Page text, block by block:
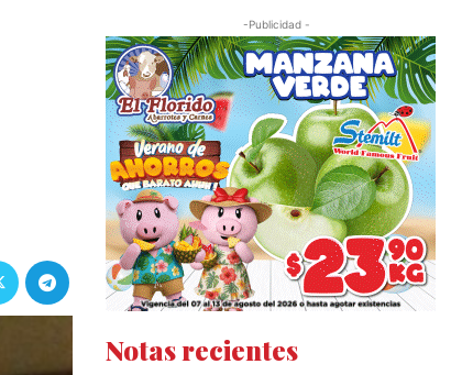
-Publicidad -
Notas recientes